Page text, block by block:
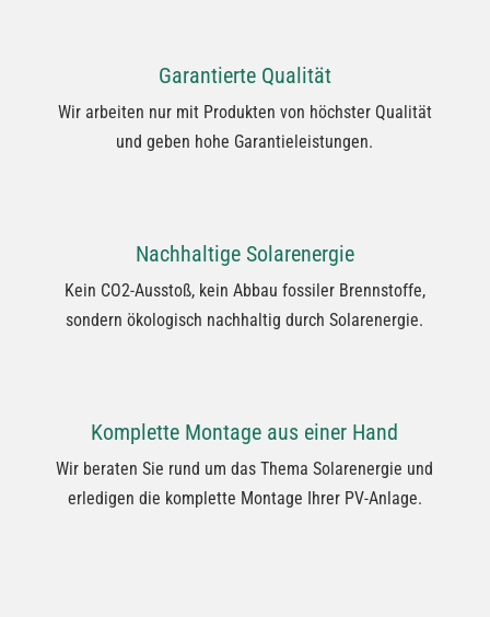
Garantierte Qualität
Wir arbeiten nur mit Produkten von höchster Qualität
und geben hohe Garantieleistungen.
Nachhaltige Solarenergie
Kein CO2-Ausstoß, kein Abbau fossiler Brennstoffe,
sondern ökologisch nachhaltig durch Solarenergie.
Komplette Montage aus einer Hand
Wir beraten Sie rund um das Thema Solarenergie und
erledigen die komplette Montage Ihrer PV-Anlage.